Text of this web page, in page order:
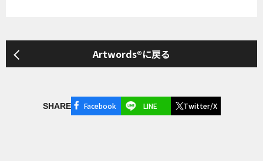
Artwords®に戻る
SHARE Facebook LINE Twitter/X